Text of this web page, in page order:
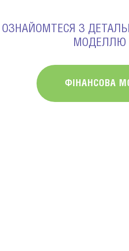
ОЗНАЙОМТЕСЯ З
МОДЕЛЛЮ
ФІНАНСОВА